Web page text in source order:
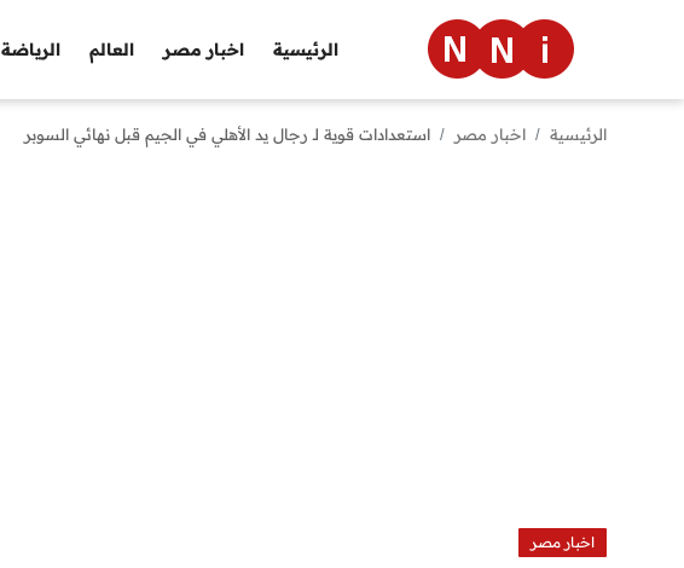
الرئيسية اخبار مصر العالم الرياضة
منوعات
الرئيسية اخبار مصر استعدادات قوية لـ رجال يد الأهلي في الجيم قبل نهائي السوبر
اخبار مصر